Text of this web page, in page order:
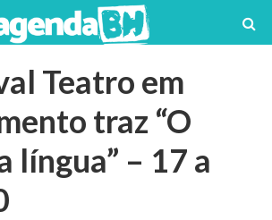
Teatro em
traz “O
língua” – 17 a